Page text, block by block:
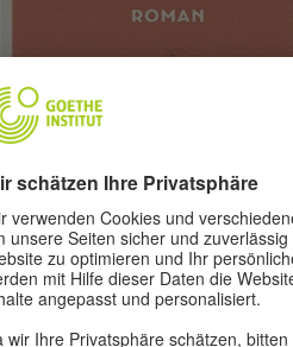
Katerina Poladjan
Goldstrand